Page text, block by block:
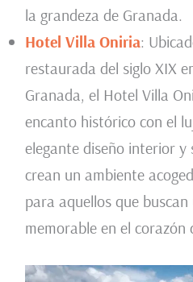
la grandeza de Granada.
Hotel Villa Oniria:
restaurada del siglo XIX
Granada, el Hotel Villa
encanto histórico con el
elegante diseño interior
crean un ambiente
para aquellos que
memorable en el corazón